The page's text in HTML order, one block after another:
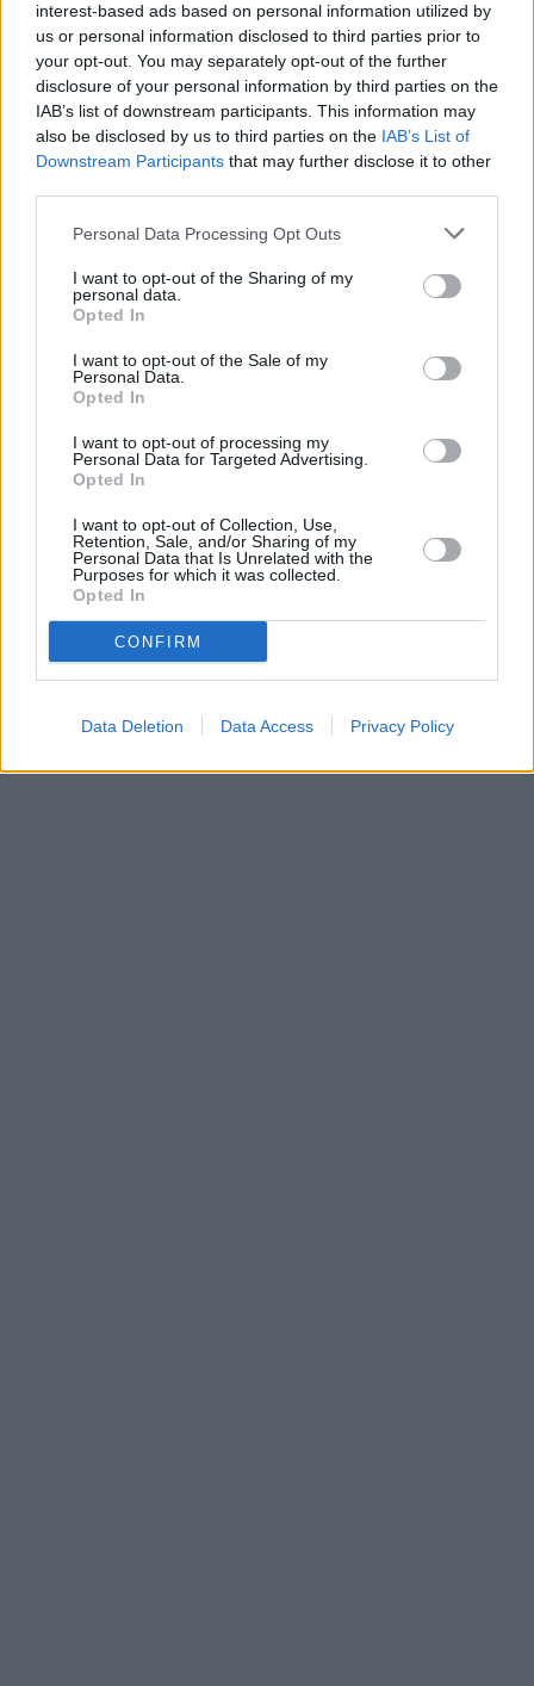
interest-based ads based on personal information utilized by
us or personal information disclosed to third parties prior to
your opt-out. You may separately opt-out of the further
disclosure of your personal information by third parties on the
IAB’s list of downstream participants. This information may
also be disclosed by us to third parties on the IAB’s List of
Downstream Participants that may further disclose it to other
Personal Data Processing Opt Outs
I want to opt-out of the Sharing of my
personal data.
Opted In
I want to opt-out of the Sale of my
Personal Data.
Opted In
I want to opt-out of processing my
Personal Data for Targeted Advertising.
Opted In
I want to opt-out of Collection, Use,
Retention, Sale, and/or Sharing of my
Personal Data that Is Unrelated with the
Purposes for which it was collected.
Opted In
CONFIRM
Data Deletion Data Access Privacy Policy